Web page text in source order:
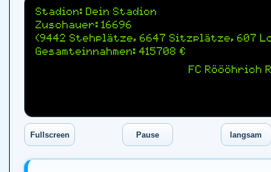
Stadion: Dein Stadion
Zuschauer: 16696
(9442 Stehplätze, 6647 Sitzplätze, 607
Gesamteinnahmen: 415708 €
FC Röööhrich